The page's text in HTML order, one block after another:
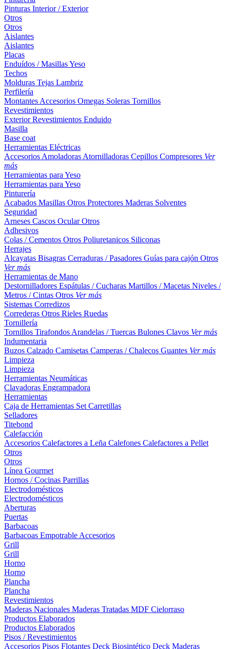
Pinturas Interior / Exterior
Otros
Otros
Aislantes
Aislantes
Placas
Enduídos / MasillasYeso
Techos
Molduras Tejas Lambriz
Perfilería
Montantes Accesorios Omegas Soleras Tornillos
Revestimientos
ExteriorRevestimientos Enduido
Masilla
Base coat
Herramientas Eléctricas
Accesorios Amoladoras Atornilladoras Cepillos Compresores Ver
más
Herramientas para Yeso
Herramientas para Yeso
Pinturería
Acabados Masillas Otros Protectores Maderas Solventes
Seguridad
Arneses Cascos OcularOtros
Adhesivos
Colas / Cementos Otros Poliuretanicos Siliconas
Herrajes
Alcayatas Bisagras Cerraduras / Pasadores Guías para cajón Otros
Ver más
Herramientas de Mano
Destornilladores Espátulas / Cucharas Martillos / Macetas Niveles /
Metros / Cintas Otros Ver más
Sistemas Corredizos
Correderas Otros Rieles Ruedas
Tornillería
Tornillos Tirafondos Arandelas / Tuercas Bulones Clavos Ver más
Indumentaria
Buzos Calzado Camisetas Camperas / Chalecos Guantes Ver más
Limpieza
Limpieza
Herramientas Neumáticas
Clavadoras Engrampadora
Herramientas
Caja de Herramientas Set Carretillas
Selladores
Titebond
Calefacción
Accesorios Calefactores a Leña Calefones Calefactores a Pellet
Otros
Otros
Línea Gourmet
Hornos / Cocinas Parrillas
Electrodomésticos
Electrodomésticos
Aberturas
Puertas
Barbacoas
Barbacoas Empotrable Accesorios
Grill
Grill
Horno
Horno
Plancha
Plancha
Revestimientos
Maderas Nacionales Maderas Tratadas MDF Cielorraso
Productos Elaborados
Productos Elaborados
Pisos / Revestimientos
Accesorios Pisos Flotantes Deck Biosintético Deck Maderas